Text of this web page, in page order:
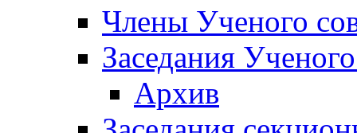
Члены Ученого
Заседания
Архив